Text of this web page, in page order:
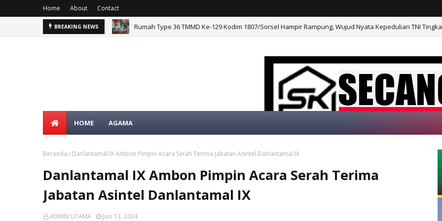
Home About Contact
BREAKING NEWS Rumah Type 36 TMMD Ke-129 Kodim 1807/Sorsel Hampir Rampung, Wujud Nyata Kepedulian TNI
SELAMAT DATANG DI WEBSITE KAMI,
HOME AGAMA
Beranda Danlantamal IX Ambon Pimpin Acara Serah Terima Jabatan Asintel Danlantamal IX
Danlantamal IX Ambon Pimpin Acara Serah Terima
Jabatan Asintel Danlantamal IX
ADMIN UTAMA Juni 13, 2024